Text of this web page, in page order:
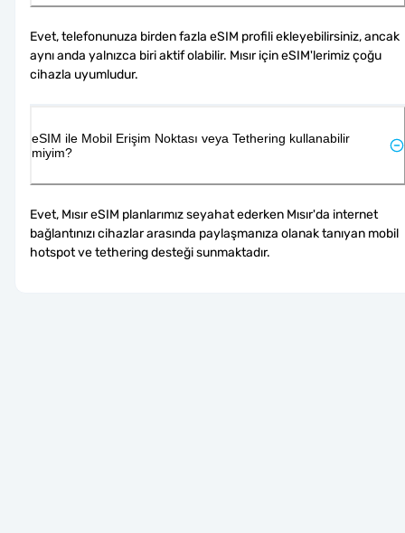
Evet, telefonunuza birden fazla eSIM profili ekleyebilirsiniz, ancak
aynı anda yalnızca biri aktif olabilir. Mısır için eSIM'lerimiz çoğu
cihazla uyumludur.
eSIM ile Mobil Erişim Noktası veya Tethering kullanabilir
miyim?
Evet, Mısır eSIM planlarımız seyahat ederken Mısır'da internet
bağlantınızı cihazlar arasında paylaşmanıza olanak tanıyan mobil
hotspot ve tethering desteği sunmaktadır.